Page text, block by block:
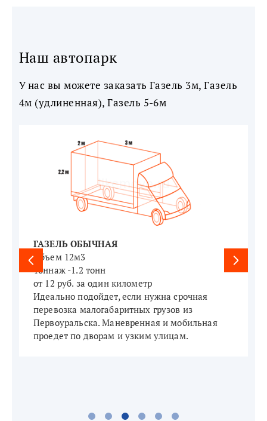
Наш автопарк
У нас вы можете заказать Газель 3м, Газель
4м (удлиненная), Газель 5-6м
ГАЗЕЛЬ ОБЫЧНАЯ
Объем 12м3
Тоннаж -1.2 тонн
от 12 руб. за один километр
​​​​​​​Идеально подойдет, если нужна срочная
перевозка малогабаритных грузов из
Первоуральска. Маневренная и мобильная
проедет по дворам и узким улицам.